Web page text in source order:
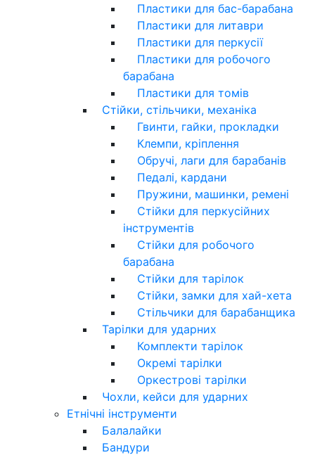
Пластики для бас-барабана
Пластики для литаври
Пластики для перкусії
Пластики для робочого
барабана
Пластики для томів
Стійки, стільчики, механіка
Гвинти, гайки, прокладки
Клемпи, кріплення
Обручі, лаги для барабанів
Педалі, кардани
Пружини, машинки, ремені
Стійки для перкусійних
інструментів
Стійки для робочого
барабана
Стійки для тарілок
Стійки, замки для хай-хета
Стільчики для барабанщика
Тарілки для ударних
Комплекти тарілок
Окремі тарілки
Оркестрові тарілки
Чохли, кейси для ударних
Етнічні інструменти
Балалайки
Бандури